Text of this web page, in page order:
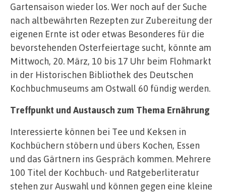
Gartensaison wieder los. Wer noch auf der Suche
nach altbewährten Rezepten zur Zubereitung der
eigenen Ernte ist oder etwas Besonderes für die
bevorstehenden Osterfeiertage sucht, könnte am
Mittwoch, 20. März, 10 bis 17 Uhr beim Flohmarkt
in der Historischen Bibliothek des Deutschen
Kochbuchmuseums am Ostwall 60 fündig werden.
Treffpunkt und Austausch zum Thema Ernährung
Interessierte können bei Tee und Keksen in
Kochbüchern stöbern und übers Kochen, Essen
und das Gärtnern ins Gespräch kommen. Mehrere
100 Titel der Kochbuch- und Ratgeberliteratur
stehen zur Auswahl und können gegen eine kleine